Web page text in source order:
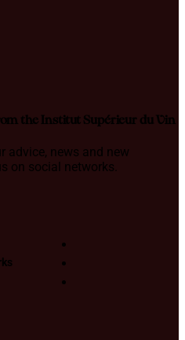
the Institut Supérieur du Vin
advice, news and new
on social networks.